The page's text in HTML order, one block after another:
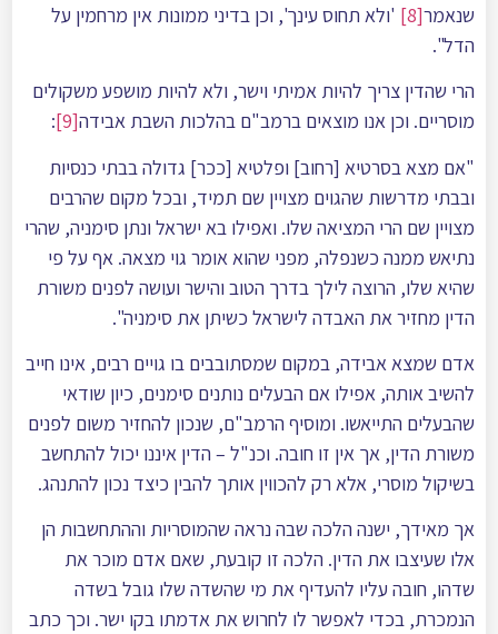
שנאמר[8]
'ולא תחוס עינך', וכן בדיני ממונות אין מרחמין על
הדל".
הרי שהדין צריך להיות אמיתי וישר, ולא להיות מושפע משקולים
מוסריים. וכן אנו מוצאים ברמב"ם בהלכות השבת אבידה[9]
:
"אם מצא בסרטיא [רחוב] ופלטיא [ככר] גדולה בבתי כנסיות
ובבתי מדרשות שהגוים מצויין שם תמיד, ובכל מקום שהרבים
מצויין שם הרי המציאה שלו. ואפילו בא ישראל ונתן סימניה, שהרי
נתיאש ממנה כשנפלה, מפני שהוא אומר גוי מצאה. אף על פי
שהיא שלו, הרוצה לילך בדרך הטוב והישר ועושה לפנים משורת
הדין מחזיר את האבדה לישראל כשיתן את סימניה".
אדם שמצא אבידה, במקום שמסתובבים בו גויים רבים, אינו חייב
להשיב אותה, אפילו אם הבעלים נותנים סימנים, כיון שודאי
שהבעלים התייאשו. ומוסיף הרמב"ם, שנכון להחזיר משום לפנים
משורת הדין, אך אין זו חובה. וכנ"ל – הדין איננו יכול להתחשב
בשיקול מוסרי, אלא רק להכווין אותך להבין כיצד נכון להתנהג.
אך מאידך, ישנה הלכה שבה נראה שהמוסריות וההתחשבות הן
אלו שעיצבו את הדין. הלכה זו קובעת, שאם אדם מוכר את
שדהו, חובה עליו להעדיף את מי שהשדה שלו גובל בשדה
הנמכרת, בכדי לאפשר לו לחרוש את אדמתו בקו ישר. וכך כתב